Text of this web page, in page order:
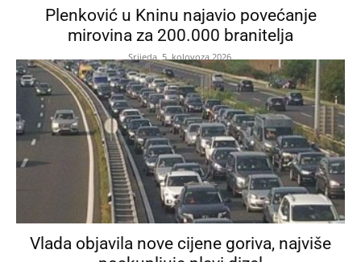
Plenković u Kninu najavio povećanje
mirovina za 200.000 branitelja
Srijeda, 5. kolovoza 2026.
Vlada objavila nove cijene goriva, najviše